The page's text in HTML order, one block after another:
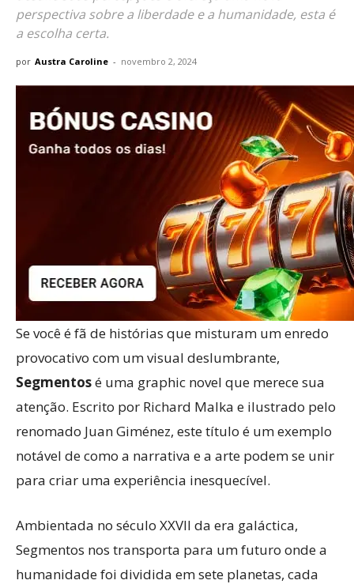
perspectiva sobre a liberdade e a humanidade, esta é
a escolha certa.
por Austra Caroline - novembro 2, 2024
Se você é fã de histórias que misturam um enredo
provocativo com um visual deslumbrante,
Segmentosé uma graphic novel que merece sua
atenção. Escrito por Richard Malka e ilustrado pelo
renomado Juan Giménez, este título é um exemplo
notável de como a narrativa e a arte podem se unir
para criar uma experiência inesquecível.
Ambientada no século XXVII da era galáctica,
Segmentos nos transporta para um futuro onde a
humanidade foi dividida em sete planetas, cada